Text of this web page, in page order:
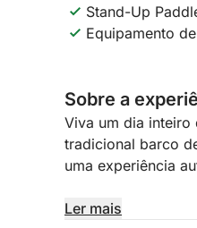
Stand-Up
Equipamento
Sobre a
Viva um dia
tradicional barco
uma experiência
Partindo da
Ler mais